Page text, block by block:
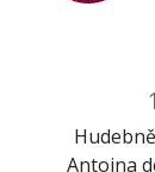
Antoina